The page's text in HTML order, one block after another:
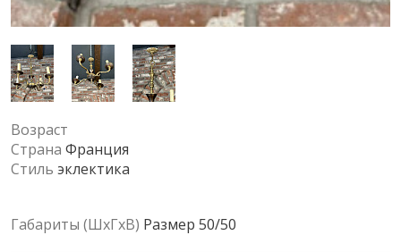
Возраст
Страна Франция
Стиль эклектика
Габариты (ШхГхВ) Размер 50/50